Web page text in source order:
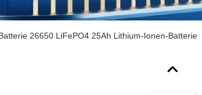
26650 LiFePO4 25Ah Lithium-Ionen-Batterie